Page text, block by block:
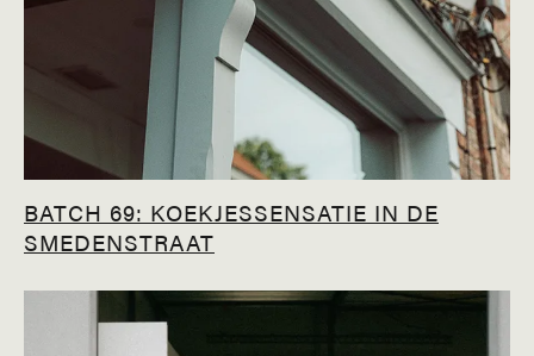
BATCH 69: KOEKJESSENSATIE IN DE
SMEDENSTRAAT